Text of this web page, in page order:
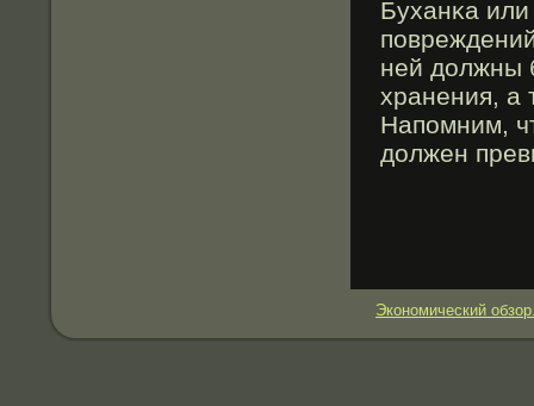
Буханκа
ней должны
хранения, а
Напомним,
должен
Экономический